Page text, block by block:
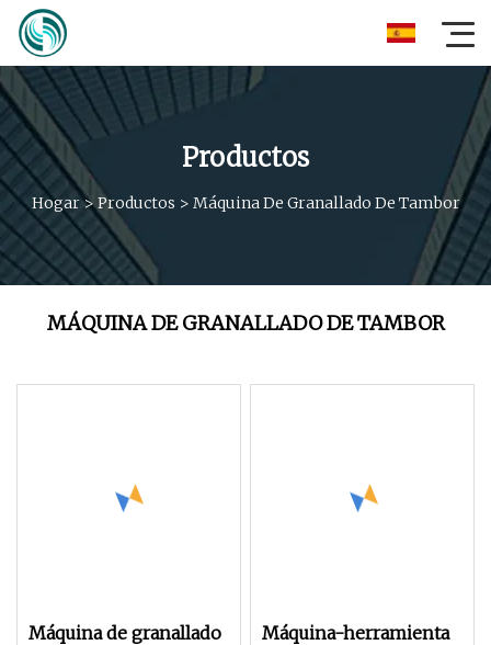
Productos
Hogar>Productos > Máquina De Granallado De Tambor
MÁQUINA DE GRANALLADO DE TAMBOR
Máquina de granallado
Máquina-herramienta